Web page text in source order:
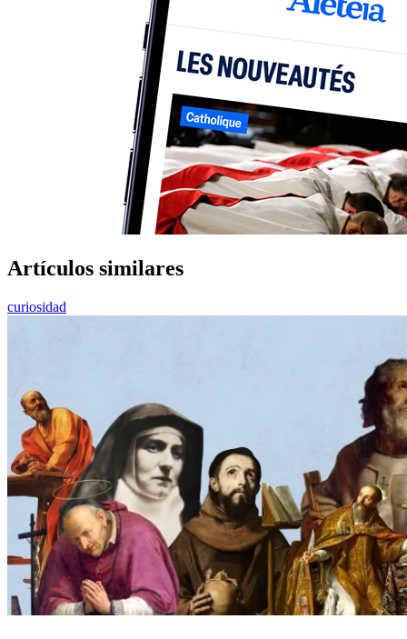
Artículos similares
curiosidad